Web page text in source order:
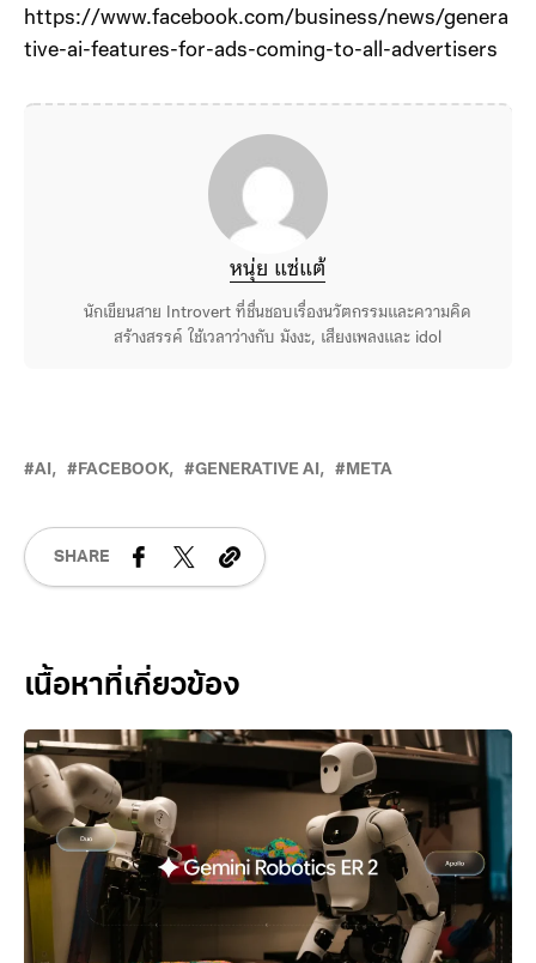
https://www.facebook.com/business/news/genera
tive-ai-features-for-ads-coming-to-all-advertisers
หนุ่ย แซ่แต้
นักเขียนสาย Introvert ที่ชื่นชอบเรื่องนวัตกรรมและความคิด
สร้างสรรค์ ใช้เวลาว่างกับ มังงะ, เสียงเพลงและ idol
AI FACEBOOK GENERATIVE AI META
SHARE
Related Posts